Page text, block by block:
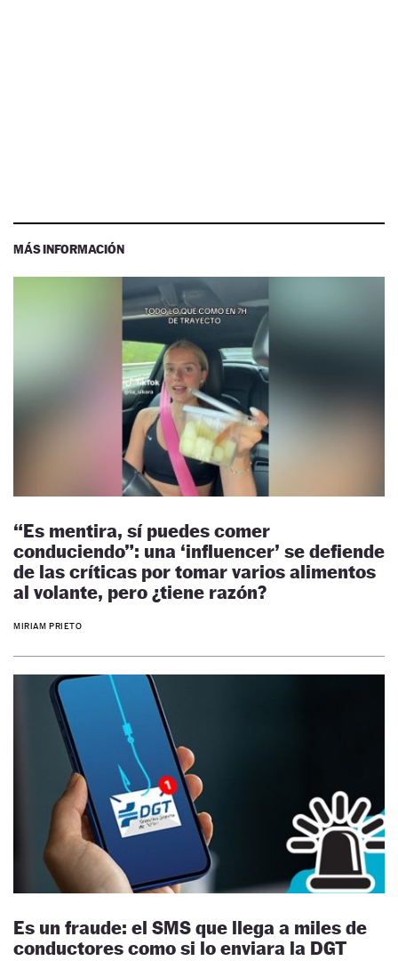
MÁS INFORMACIÓN
“Es mentira, sí puedes comer
conduciendo”: una ‘influencer’ se defiende
de las críticas por tomar varios alimentos
al volante, pero ¿tiene razón?
MIRIAM PRIETO
Es un fraude: el SMS que llega a miles de
conductores como si lo enviara la DGT